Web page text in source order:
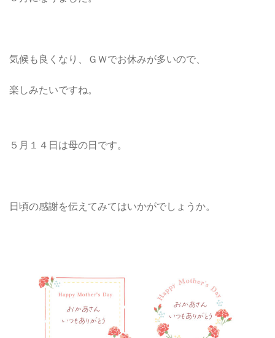
気候も良くなり、ＧＷでお休みが多いので、
楽しみたいですね。
５月１４日は母の日です。
日頃の感謝を伝えてみてはいかがでしょうか。